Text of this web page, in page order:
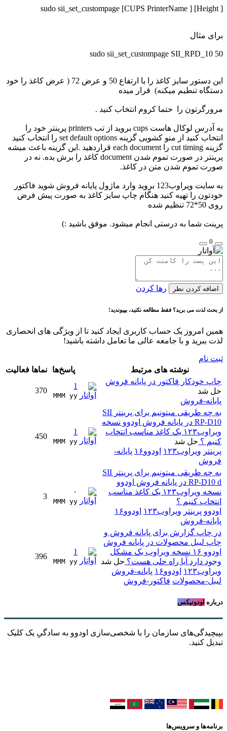
sudo sii_set_custompage [CUPS PrinterName ] [Height ]
برای مثال
sudo sii_set_custompage SII_RPD_10 50
این دستور سایز کاغذ را با ارتفاع 50 و عرض 72 ( عرض کاغذ را خود
دستگاه تنطیم میکنه) قرار میده
مرورگرتون را حتما کروم انتخاب کنید .
به آدرس لوکال هاست cups بروید از تب printers پرینتر خود را
انتخاب کنید از منو کشویی گزینه set default options را انتخاب کنید
گزینه cut timing را each document قراردهید .این گزینه باعث میشه
پرینتر در صورت تموم شدن document کاغذ را برش بده. نه در
صورت تموم شدن متن در کاغذ.
به سایت ویراوب123 بروید وارد ماژول پایانه فروش شوید فاکتور
خودتون را تهیه کنید هنگام چاپ سایز کاغذ به صورت پیش فرض
روی 50*72 تنظیم شده
پرینت شما به درستی انجام میشود. موفق باشید :)
0
اضافه کردن نظر رها کردن
از بحث لذت می برید؟ فقط مطالعه نکنید، بپیوندید!
همین امروز یک حساب کاربری ایجاد کنید تا از ویژگی های انحصاری
لذت ببرید و با جامعه عالی ما تعامل داشته باشید!
ثبت نام
نوشته های مرتبط
پاسخ‌ها نماها فعالیت
چاپ خودکار فاکتور در پایانه فروش
حل شد
پایانه-فروش
1
MMM yy
370
به چه طریقی میتونیم برای پرینتر SII
RP-D10 در پایانه فروش اودوو نسخه
ویراوب۱۲۳ یک کاغذ مناسب انتخاب
کنیم ؟ حل شد
پرینتر ویراوب۱۲۳ اودوو۱۶
پایانه-
فروش
1
MMM yy
450
به چه طریقی میتونیم برای پرینتر SII
RP-D10 d در پایانه فروش اودوو
نسخه ویراوب۱۲۳ یک کاغذ مناسب
انتخاب کنیم ؟
اودوو پرینتر ویراوب۱۲۳
اودوو۱۶
پایانه-فروش
۰
MMM yy
3
در چاپ گزارش برای پایانه فروش و
چاپ لیبل محصولات در پایانه فروش
اودوو ۱۶ نسخه ویراوب یک مشکل
وجود دارد آیا راه حلی هست؟ حل شد
ویراوب۱۲۳
اودوو۱۶
پایانه-فروش
لیبل-محصولات فاکتور-فروش
1
MMM yy
396
درباره اودونیکس
بپیچیدگی‌های سازمان را با شخصی‌سازی اودوو به سادگیِ یک کلیک
تبدیل کنید.
برنامه‌ها و سرویس‌ها